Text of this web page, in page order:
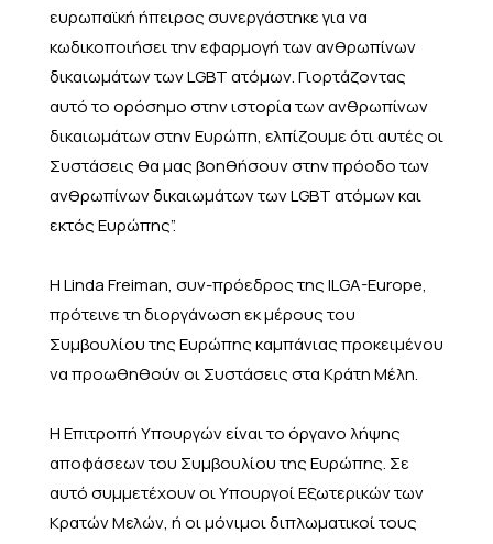
ευρωπαϊκή ήπειρος συνεργάστηκε για να
κωδικοποιήσει την εφαρμογή των ανθρωπίνων
δικαιωμάτων των LGBT ατόμων. Γιορτάζοντας
αυτό το ορόσημο στην ιστορία των ανθρωπίνων
δικαιωμάτων στην Ευρώπη, ελπίζουμε ότι αυτές οι
Συστάσεις θα μας βοηθήσουν στην πρόοδο των
ανθρωπίνων δικαιωμάτων των LGBT ατόμων και
εκτός Ευρώπης”.
Η Linda Freiman, συν-πρόεδρος της ILGA-Europe,
πρότεινε τη διοργάνωση εκ μέρους του
Συμβουλίου της Ευρώπης καμπάνιας προκειμένου
να προωθηθούν οι Συστάσεις στα Κράτη Μέλη.
Η Επιτροπή Υπουργών είναι το όργανο λήψης
αποφάσεων του Συμβουλίου της Ευρώπης. Σε
αυτό συμμετέχουν οι Υπουργοί Εξωτερικών των
Κρατών Μελών, ή οι μόνιμοι διπλωματικοί τους